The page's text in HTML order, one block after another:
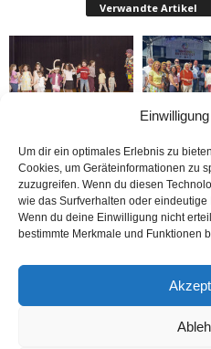
Um dir ein optimales Erlebnis zu
Cookies, um Geräteinformationen zu
zuzugreifen. Wenn du diesen
wie das Surfverhalten oder
Wenn du deine Einwilligung nicht
bestimmte Merkmale und Funktionen
Verwandte Artikel
Festivali yapıldı
Yabancılar
Wiedenbrück’e açtı
Bakım